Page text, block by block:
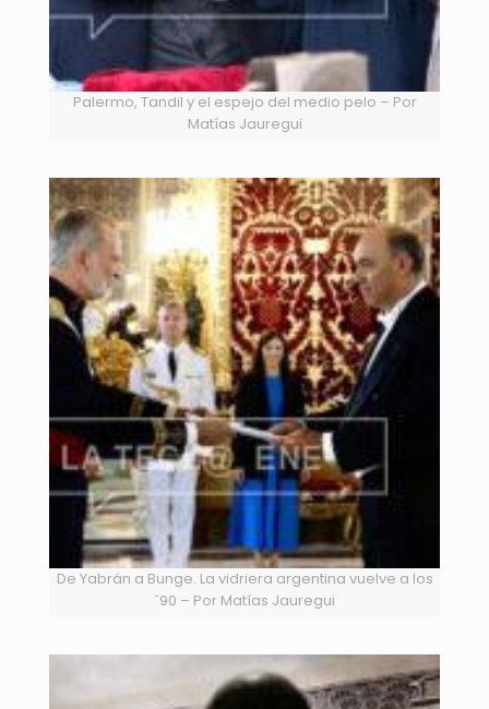
Palermo, Tandil y el espejo del medio pelo – Por
Matías Jauregui
De Yabrán a Bunge. La vidriera argentina vuelve a los
´90 – Por Matías Jauregui